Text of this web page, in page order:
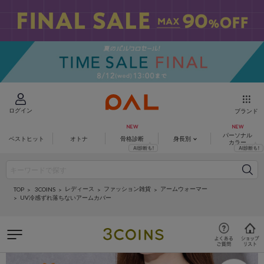
ログイン ブランド
ベストヒット オトナ 骨格診断 身長別
パーソナル
カラー
TOP 3COINS レディース ファッション雑貨
アームウォーマー
UV冷感ずれ落ちないアームカバー